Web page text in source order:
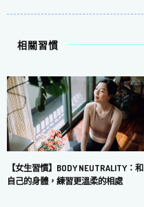
相關習慣
【女生習慣】BODY NEUTRALITY：和
自己的身體，練習更溫柔的相處